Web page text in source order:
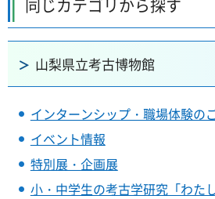
同じカテゴリから探す
山梨県立考古博物館
インターンシップ・職場体験の
イベント情報
特別展・企画展
小・中学生の考古学研究「わた